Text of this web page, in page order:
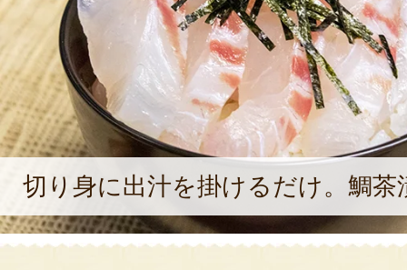
切り身に出汁を掛けるだけ。鯛茶